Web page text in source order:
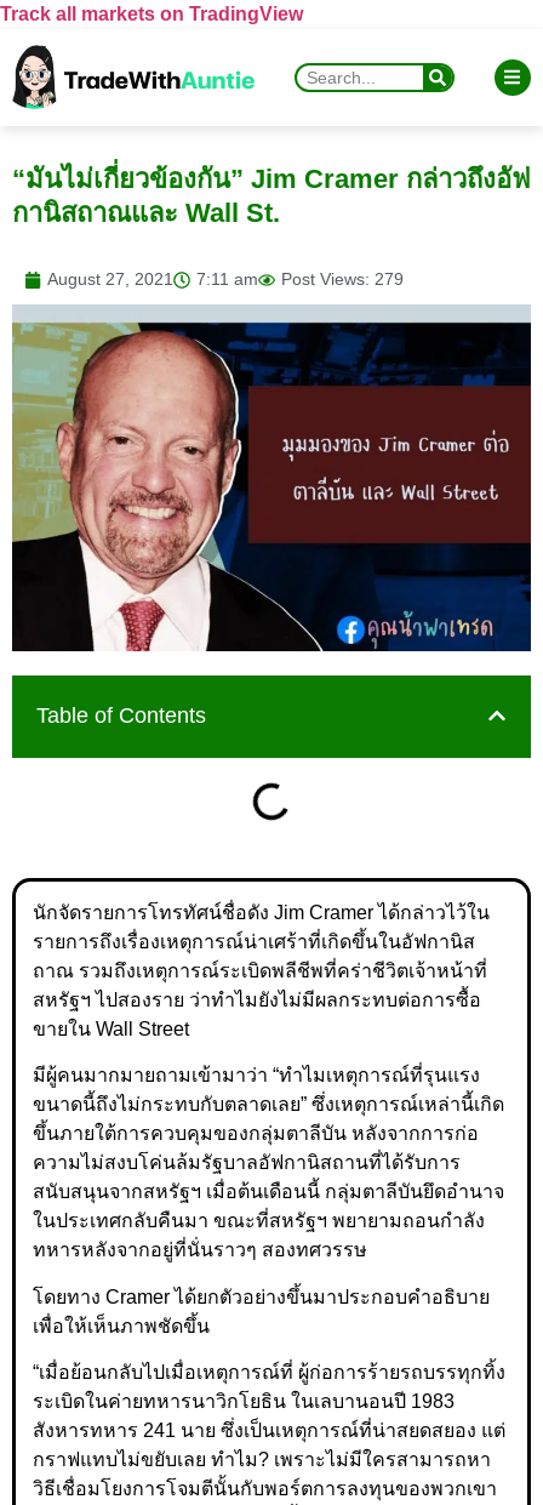
Track all markets on TradingView
“มันไม่เกี่ยวข้องกัน” Jim Cramer กล่าวถึงอัฟ
กานิสถาณและ Wall St.
August 27, 2021 7:11 am Post Views: 279
Table of Contents
นักจัดรายการโทรทัศน์ชื่อดัง Jim Cramer ได้กล่าวไว้ใน
รายการถึงเรื่องเหตุการณ์น่าเศร้าที่เกิดขึ้นในอัฟกานิส
ถาณ รวมถึงเหตุการณ์ระเบิดพลีชีพที่คร่าชีวิตเจ้าหน้าที่
สหรัฐฯ ไปสองราย ว่าทำไมยังไม่มีผลกระทบต่อการซื้อ
ขายใน Wall Street
มีผู้คนมากมายถามเข้ามาว่า “ทำไมเหตุการณ์ที่รุนแรง
ขนาดนี้ถึงไม่กระทบกับตลาดเลย” ซึ่งเหตุการณ์เหล่านี้เกิด
ขึ้นภายใต้การควบคุมของกลุ่มตาลีบัน หลังจากการก่อ
ความไม่สงบโค่นล้มรัฐบาลอัฟกานิสถานที่ได้รับการ
สนับสนุนจากสหรัฐฯ เมื่อต้นเดือนนี้ กลุ่มตาลีบันยึดอำนาจ
ในประเทศกลับคืนมา ขณะที่สหรัฐฯ พยายามถอนกำลัง
ทหารหลังจากอยู่ที่นั่นราวๆ สองทศวรรษ
โดยทาง Cramer ได้ยกตัวอย่างขึ้นมาประกอบคำอธิบาย
เพื่อให้เห็นภาพชัดขึ้น
“เมื่อย้อนกลับไปเมื่อเหตุการณ์ที่ ผู้ก่อการร้ายรถบรรทุกทิ้ง
ระเบิดในค่ายทหารนาวิกโยธิน ในเลบานอนปี 1983
สังหารทหาร 241 นาย ซึ่งเป็นเหตุการณ์ที่น่าสยดสยอง แต่
กราฟแทบไม่ขยับเลย ทำไม? เพราะไม่มีใครสามารถหา
วิธีเชื่อมโยงการโจมตีนั้นกับพอร์ตการลงทุนของพวกเขา